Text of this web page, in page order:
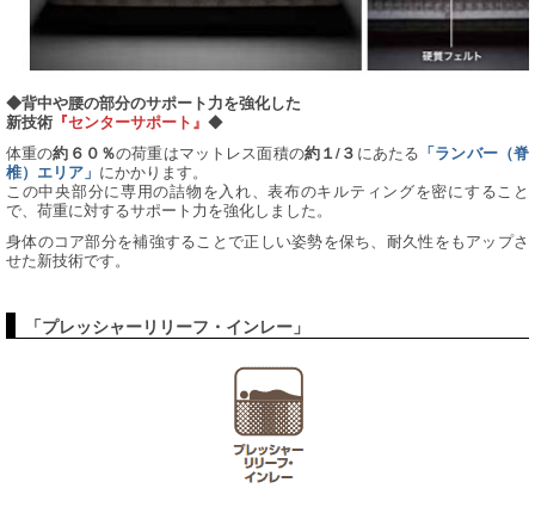
◆背中や腰の部分のサポート力を強化した
新技術 『センターサポート』 ◆
体重の約６０％の荷重はマットレス面積の約１/３ にあたる 「ランバー（脊
椎）エリア」 にかかります。
この中央部分に専用の詰物を入れ、表布のキルティングを密にすること
で、荷重に対するサポート力を強化しました。
身体のコア部分を補強することで正しい姿勢を保ち、耐久性をもアップさ
せた新技術です。
「プレッシャーリリーフ・インレー」